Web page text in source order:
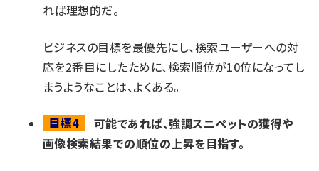
れば理想的だ。
ビジネスの目標を最優先にし、検索ユーザーへの対
応を2番目にしたために、検索順位が10位になってし
まうようなことは、よくある。
目標4
可能であれば、強調スニペットの獲得や
画像検索結果での順位の上昇を目指す。